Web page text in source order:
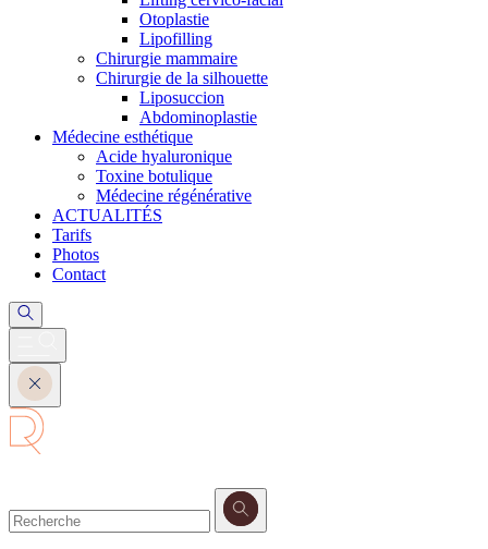
Otoplastie
Lipofilling
Chirurgie mammaire
Chirurgie de la silhouette
Liposuccion
Abdominoplastie
Médecine esthétique
Acide hyaluronique
Toxine botulique
Médecine régénérative
ACTUALITÉS
Tarifs
Photos
Contact